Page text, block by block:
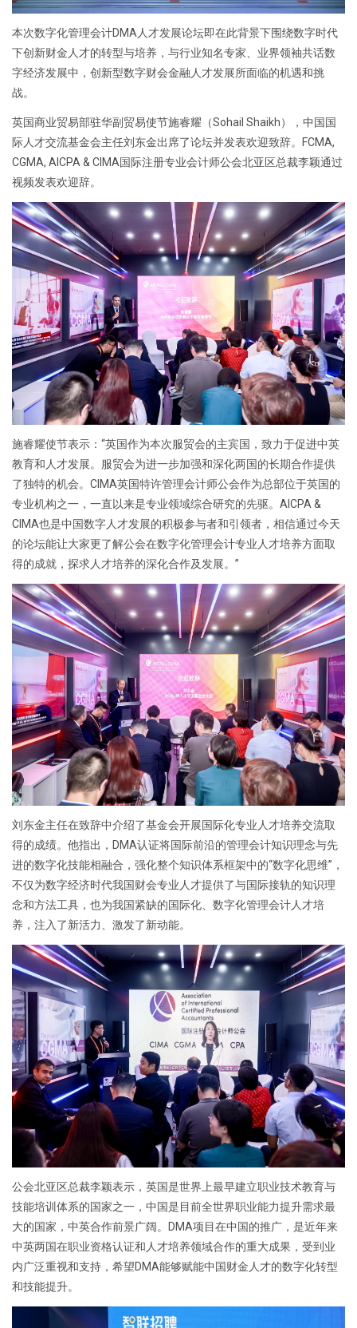
本次数字化管理会计DMA人才发展论坛即在此背景下围绕数字时代
下创新财金人才的转型与培养，与行业知名专家、业界领袖共话数
字经济发展中，创新型数字财会金融人才发展所面临的机遇和挑
战。
英国商业贸易部驻华副贸易使节施睿耀（Sohail Shaikh），中国国
际人才交流基金会主任刘东金出席了论坛并发表欢迎致辞。FCMA,
CGMA, AICPA & CIMA国际注册专业会计师公会北亚区总裁李颖通过
视频发表欢迎辞。
施睿耀使节表示：“英国作为本次服贸会的主宾国，致力于促进中英
教育和人才发展。服贸会为进一步加强和深化两国的长期合作提供
了独特的机会。CIMA英国特许管理会计师公会作为总部位于英国的
专业机构之一，一直以来是专业领域综合研究的先驱。AICPA &
CIMA也是中国数字人才发展的积极参与者和引领者，相信通过今天
的论坛能让大家更了解公会在数字化管理会计专业人才培养方面取
得的成就，探求人才培养的深化合作及发展。”
刘东金主任在致辞中介绍了基金会开展国际化专业人才培养交流取
得的成绩。他指出，DMA认证将国际前沿的管理会计知识理念与先
进的数字化技能相融合，强化整个知识体系框架中的“数字化思维”，
不仅为数字经济时代我国财会专业人才提供了与国际接轨的知识理
念和方法工具，也为我国紧缺的国际化、数字化管理会计人才培
养，注入了新活力、激发了新动能。
公会北亚区总裁李颖表示，英国是世界上最早建立职业技术教育与
技能培训体系的国家之一，中国是目前全世界职业能力提升需求最
大的国家，中英合作前景广阔。DMA项目在中国的推广，是近年来
中英两国在职业资格认证和人才培养领域合作的重大成果，受到业
内广泛重视和支持，希望DMA能够赋能中国财金人才的数字化转型
和技能提升。